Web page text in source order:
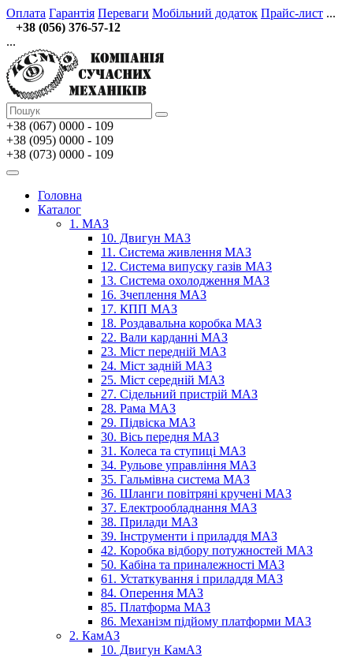
Оплата Гарантія Переваги Мобільний додаток Прайс-лист ...
+38 (056) 376-57-12
...
+38 (067) 0000 - 109
+38 (095) 0000 - 109
+38 (073) 0000 - 109
Головна
Каталог
1. МАЗ
10. Двигун МАЗ
11. Система живлення МАЗ
12. Система випуску газів МАЗ
13. Система охолодження МАЗ
16. Зчеплення МАЗ
17. КПП МАЗ
18. Роздавальна коробка МАЗ
22. Вали карданні МАЗ
23. Міст передній МАЗ
24. Міст задній МАЗ
25. Міст середній МАЗ
27. Сідельний пристрій МАЗ
28. Рама МАЗ
29. Підвіска МАЗ
30. Вісь передня МАЗ
31. Колеса та ступиці МАЗ
34. Рульове управління МАЗ
35. Гальмівна система МАЗ
36. Шланги повітряні кручені МАЗ
37. Електрообладнання МАЗ
38. Прилади МАЗ
39. Інструменти і приладдя МАЗ
42. Коробка відбору потужностей МАЗ
50. Кабіна та приналежності МАЗ
61. Устаткування і приладдя МАЗ
84. Оперення МАЗ
85. Платформа МАЗ
86. Механізм підйому платформи МАЗ
2. КамАЗ
10. Двигун КамАЗ